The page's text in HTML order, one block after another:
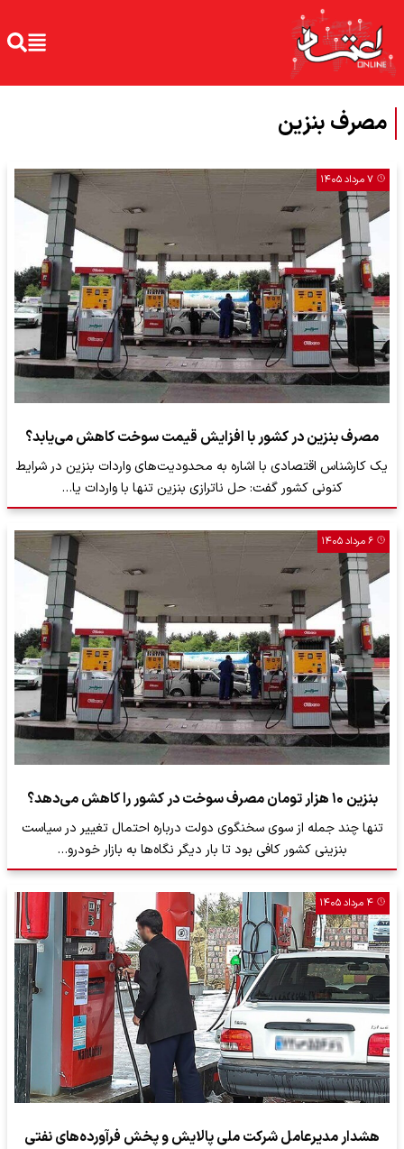
مصرف بنزین
۷ مرداد ۱۴۰۵
مصرف بنزین در کشور با افزایش قیمت سوخت کاهش می‌یابد؟
یک کارشناس اقتصادی با اشاره به محدودیت‌های واردات بنزین در شرایط
کنونی کشور گفت: حل ناترازی بنزین تنها با واردات یا…
۶ مرداد ۱۴۰۵
بنزین ۱۰ هزار تومان مصرف سوخت در کشور را کاهش می‌دهد؟
تنها چند جمله از سوی سخنگوی دولت درباره احتمال تغییر در سیاست
بنزینی کشور کافی بود تا بار دیگر نگاه‌ها به بازار خودرو…
۴ مرداد ۱۴۰۵
هشدار مدیرعامل شرکت ملی پالایش و پخش فرآورده‌های نفتی